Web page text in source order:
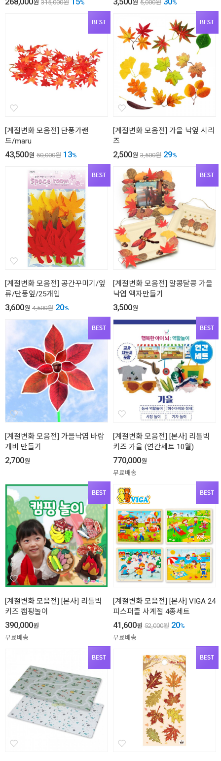
원 315,000원 % 원 5,000원 %
[계절변화 모음전] 단풍가랜
드/maru
43,500원 50,000원 13%
[계절변화 모음전] 가을 낙옆 시리
즈
2,500원 3,500원 29%
[계절변화 모음전] 공간꾸미기/잎
류/단풍잎/25개입
3,600원 4,500원 20%
[계절변화 모음전] 알콩달콩 가을
낙엽 액자만들기
3,500원
[계절변화 모음전] 가을낙엽 바람
개비 만들기
2,700원
[계절변화 모음전] [본사] 리틀빅
키즈 가을 (연간세트 10월)
770,000원
무료배송
[계절변화 모음전] [본사] 리틀빅
키즈 캠핑놀이
390,000원
무료배송
[계절변화 모음전] [본사] VIGA 24
피스퍼즐 사계절 4종세트
41,600원 52,000원 20%
무료배송